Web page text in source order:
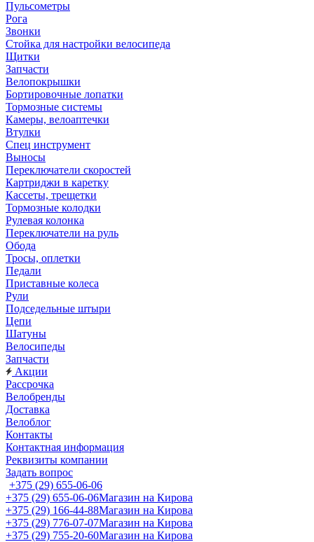
Пульсометры
Рога
Звонки
Стойка для настройки велосипеда
Щитки
Запчасти
Велопокрышки
Бортировочные лопатки
Тормозные системы
Камеры, велоаптечки
Втулки
Спец инструмент
Выносы
Переключатели скоростей
Картриджи в каретку
Кассеты, трещетки
Тормозные колодки
Рулевая колонка
Переключатели на руль
Обода
Тросы, оплетки
Педали
Приставные колеса
Рули
Подседельные штыри
Цепи
Шатуны
Велосипеды
Запчасти
Акции
Рассрочка
Велобренды
Доставка
Велоблог
Контакты
Контактная информация
Реквизиты компании
Задать вопрос
+375 (29) 655-06-06
+375 (29) 655-06-06Магазин на Кирова
+375 (29) 166-44-88Магазин на Кирова
+375 (29) 776-07-07Магазин на Кирова
+375 (29) 755-20-60Магазин на Кирова